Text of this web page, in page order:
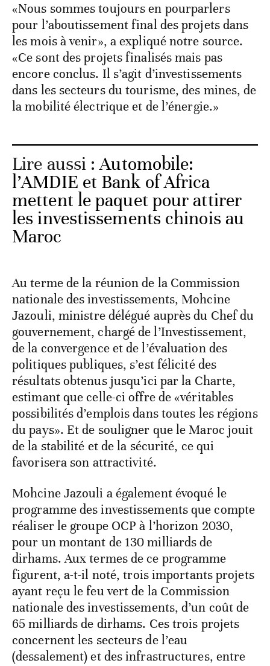
«Nous sommes toujours en pourparlers
pour l’aboutissement final des projets dans
les mois à venir», a expliqué notre source.
«Ce sont des projets finalisés mais pas
encore conclus. Il s’agit d’investissements
dans les secteurs du tourisme, des mines, de
la mobilité électrique et de l’énergie.»
Lire aussi :Automobile:
l’AMDIE et Bank of Africa
mettent le paquet pour attirer
les investissements chinois au
Maroc
Au terme de la réunion de la Commission
nationale des investissements, Mohcine
Jazouli, ministre délégué auprès du Chef du
gouvernement, chargé de l’Investissement,
de la convergence et de l’évaluation des
politiques publiques, s’est félicité des
résultats obtenus jusqu’ici par la Charte,
estimant que celle-ci offre de «véritables
possibilités d’emplois dans toutes les régions
du pays». Et de souligner que le Maroc jouit
de la stabilité et de la sécurité, ce qui
favorisera son attractivité.
Mohcine Jazouli a également évoqué le
programme des investissements que compte
réaliser le groupe OCP à l’horizon 2030,
pour un montant de 130 milliards de
dirhams. Aux termes de ce programme
figurent, a-t-il noté, trois importants projets
ayant reçu le feu vert de la Commission
nationale des investissements, d’un coût de
65 milliards de dirhams. Ces trois projets
concernent les secteurs de l’eau
(dessalement) et des infrastructures, entre